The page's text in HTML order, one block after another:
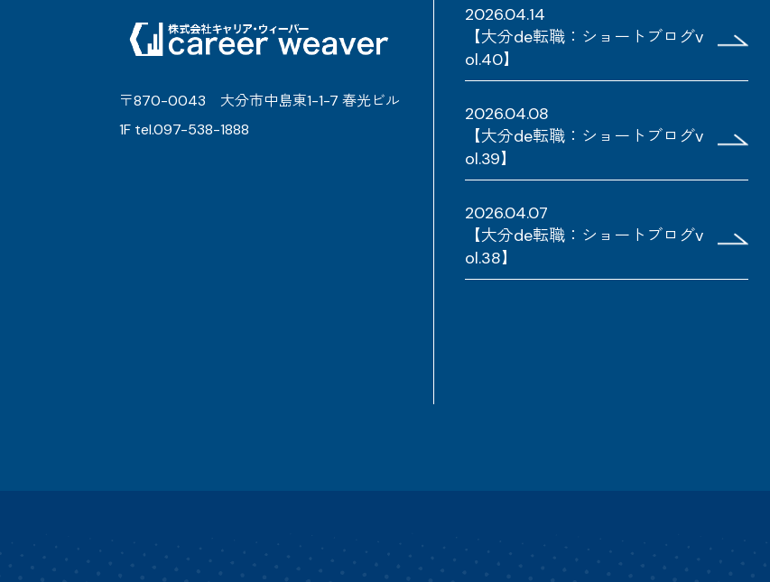
〒870-0043 大分市中島東1-1-7 春光ビル
1F tel.097-538-1888
2026.04.14
【大分de転職：ショートブログv
ol.40】
2026.04.08
【大分de転職：ショートブログv
ol.39】
2026.04.07
【大分de転職：ショートブログv
ol.38】